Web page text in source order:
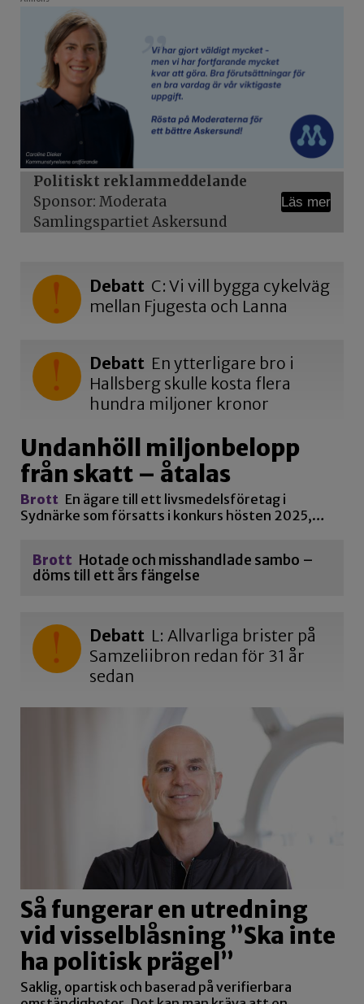
Politiskt reklammeddelande
Sponsor: Moderata
Samlingspartiet Askersund
Läs mer
Debatt C: Vi vill bygga cykelväg
mellan Fjugesta och Lanna
Debatt En ytterligare bro i
Hallsberg skulle kosta flera
hundra miljoner kronor
Undanhöll miljonbelopp
från skatt – åtalas
Brott En ägare till ett livsmedelsföretag i
Sydnärke som försatts i konkurs hösten 2025,…
Brott Hotade och misshandlade sambo –
döms till ett års fängelse
Debatt L: Allvarliga brister på
Samzeliibron redan för 31 år
sedan
Så fungerar en utredning
vid visselblåsning ”Ska inte
ha politisk prägel”
Saklig, opartisk och baserad på verifierbara